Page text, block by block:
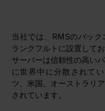
当社では、RMSのバッ
ランクフルトに設置して
サーバーは信頼性の高い
に世界中に分散されて
ツ、米国、オーストラリ
されています。